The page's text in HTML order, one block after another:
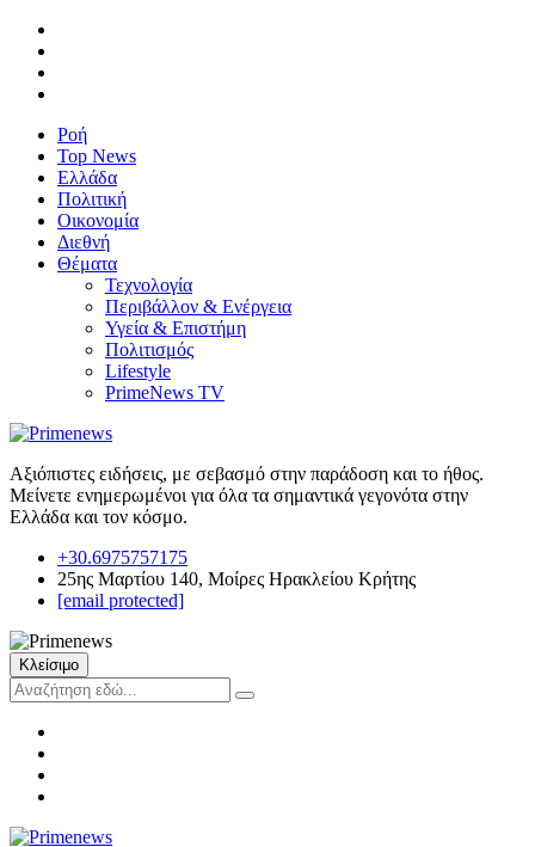
Ροή
Top News
Ελλάδα
Πολιτική
Οικονομία
Διεθνή
Θέματα
Τεχνολογία
Περιβάλλον & Ενέργεια
Υγεία & Επιστήμη
Πολιτισμός
Lifestyle
PrimeNews TV
Αξιόπιστες ειδήσεις, με σεβασμό στην παράδοση και το ήθος.
Μείνετε ενημερωμένοι για όλα τα σημαντικά γεγονότα στην
Ελλάδα και τον κόσμο.
+30.6975757175
25ης Μαρτίου 140, Μοίρες Ηρακλείου Κρήτης
[email protected]
Κλείσιμο